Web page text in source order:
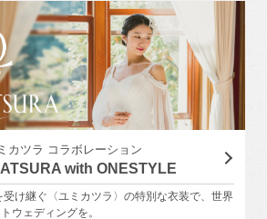
カツラ コラボレーション
with ONESTYLE
け継ぐ〈ユミカツラ〉の特別な衣装で、世界
ウェディングを。